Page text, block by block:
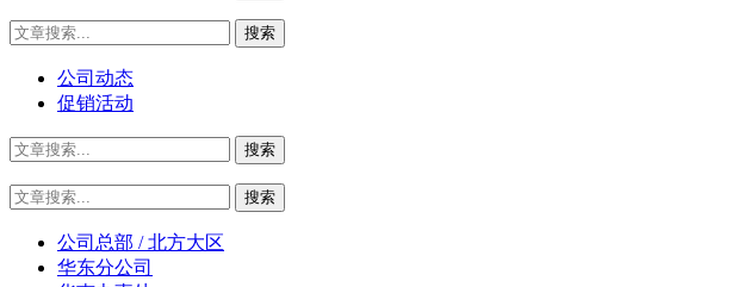
公司动态
促销活动
公司总部 / 北方大区
华东分公司